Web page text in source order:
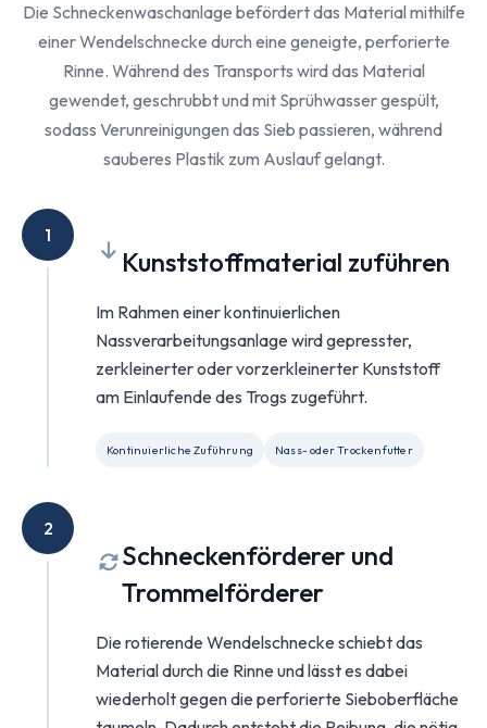
Die Schneckenwaschanlage befördert das Material mithilfe
einer Wendelschnecke durch eine geneigte, perforierte
Rinne. Während des Transports wird das Material
gewendet, geschrubbt und mit Sprühwasser gespült,
sodass Verunreinigungen das Sieb passieren, während
sauberes Plastik zum Auslauf gelangt.
1
Kunststoffmaterial zuführen
Im Rahmen einer kontinuierlichen
Nassverarbeitungsanlage wird gepresster,
zerkleinerter oder vorzerkleinerter Kunststoff
am Einlaufende des Trogs zugeführt.
Kontinuierliche Zuführung Nass- oder Trockenfutter
2
Schneckenförderer und
Trommelförderer
Die rotierende Wendelschnecke schiebt das
Material durch die Rinne und lässt es dabei
wiederholt gegen die perforierte Sieboberfläche